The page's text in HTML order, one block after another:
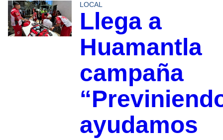
LOCAL
Llega a
Huamantla
campaña
ayudamos